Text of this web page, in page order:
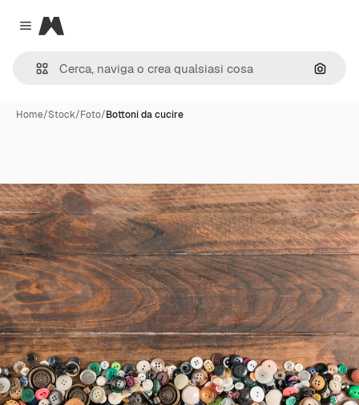
Close menu
Magnific
Cerca
Home/Stock/Foto/Bottoni da cucire